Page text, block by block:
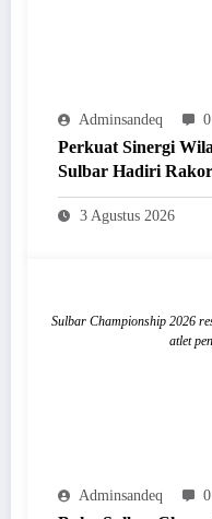
Adminsandeq 0
Perkuat Sinergi
Sulbar Hadiri Rakor
Regional 8 di
3 Agustus 2026
Sulbar Championship 2026
atlet
Adminsandeq 0